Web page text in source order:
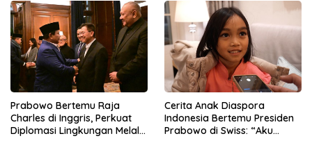
Prabowo Bertemu Raja
Charles di Inggris, Perkuat
Diplomasi Lingkungan Melalui
Cerita Anak Diaspora
Indonesia Bertemu Presiden
Prabowo di Swiss: “Aku